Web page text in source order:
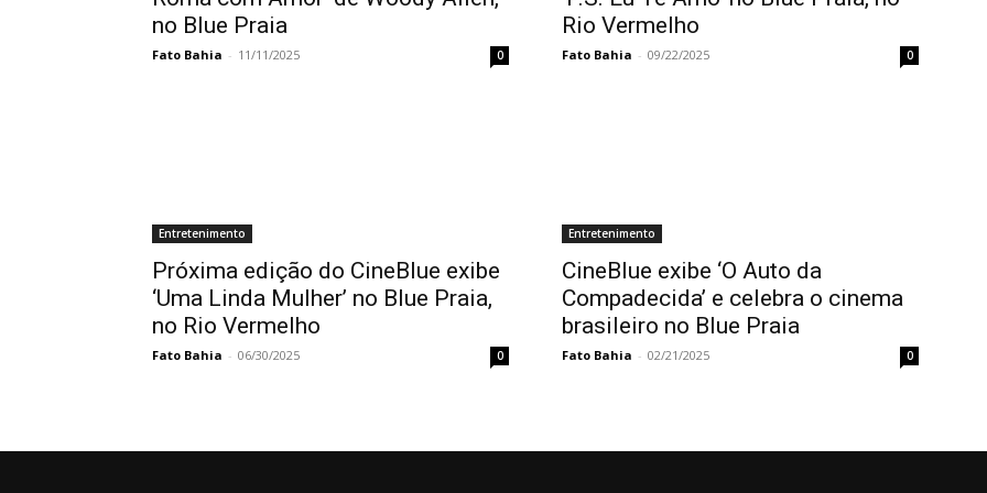
no Blue Praia
Fato Bahia - 11/11/2025 0
Rio Vermelho
Fato Bahia - 09/22/2025 0
Entretenimento
Próxima edição do CineBlue exibe
‘Uma Linda Mulher’ no Blue Praia,
no Rio Vermelho
Fato Bahia - 06/30/2025 0
Entretenimento
CineBlue exibe ‘O Auto da
Compadecida’ e celebra o cinema
brasileiro no Blue Praia
Fato Bahia - 02/21/2025 0